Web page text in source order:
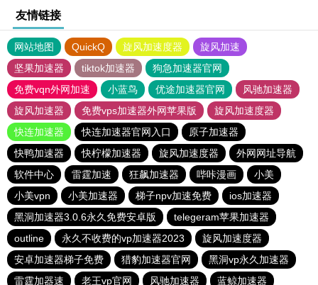
友情链接
网站地图 QuickQ 旋风加速度器
旋风加速
坚果加速器
tiktok加速器
狗急加速器官网
免费vqn外网加速
小蓝鸟 优途加速器官网
风驰加速器
旋风加速器
免费vps加速器外网苹果版
旋风加速度器
快连加速器
快连加速器官网入口
原子加速器
快鸭加速器
快柠檬加速器 旋风加速度器
外网网址导航
软件中心
雷霆加速 狂飙加速器 哔咔漫画
小美
小美vpn
小美加速器 梯子npv加速免费
ios加速器
黑洞加速器3.0.6永久免费安卓版
telegeram苹果加速器
outline
永久不收费的vp加速器2023
旋风加速度器
安卓加速器梯子免费
猎豹加速器官网
黑洞vp永久加速器
雷霆加器速
老王vp官网 风驰加速器 蓝鲸加速器